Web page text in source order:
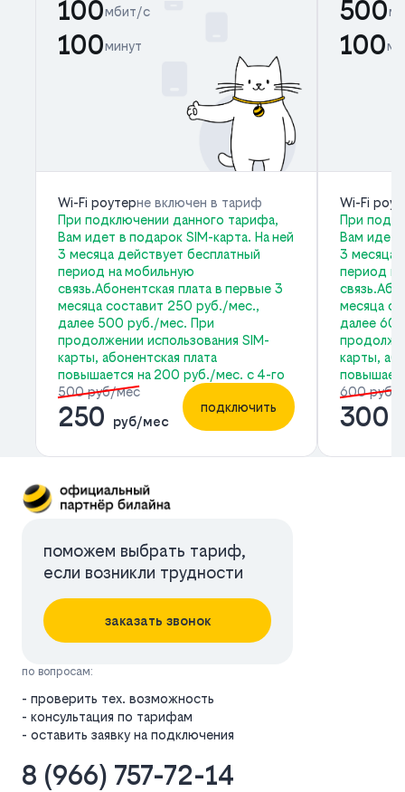
100мбит/с
100минут
Wi-Fi роутерне включен в тариф
При подключении данного тарифа,
Вам идет в подарок SIM-карта. На ней
3 месяца действует бесплатный
период на мобильную
связь.Абонентская плата в первые 3
месяца составит 250 руб./мес.,
далее 500 руб./мес. При
продолжении использования SIM-
карты, абонентская плата
повышается на 200 руб./мес. с 4-го
500 руб/мес
250 руб/мес
подключить
500
100
Wi-Fi
При
Вам идет
3 месяца
период
месяца
далее
карты,
600 руб/
300
поможем выбрать тариф,
если возникли трудности
заказать звонок
по вопросам:
- проверить тех. возможность
- консультация по тарифам
- оставить заявку на подключения
8 (966) 757-72-14